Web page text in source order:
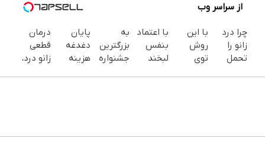
از سراسر وب
چرا درد
زانو را
تحمل
کن
با این
روش
توی
با اعتماد
بنفس
لبخند
به
بزرگترین
جشنواره
پایان
دغدغه
هزینه
کننده
درمان
قطعی
زانو درد،
جراحی!